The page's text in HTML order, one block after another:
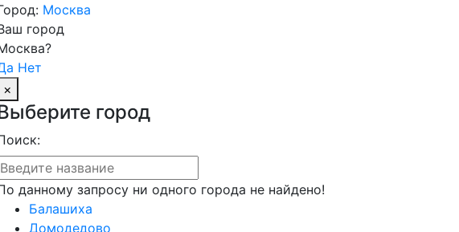
Москва
город
Нет
×
город
данному запросу ни одного города не найдено!
Балашиха
Домодедово